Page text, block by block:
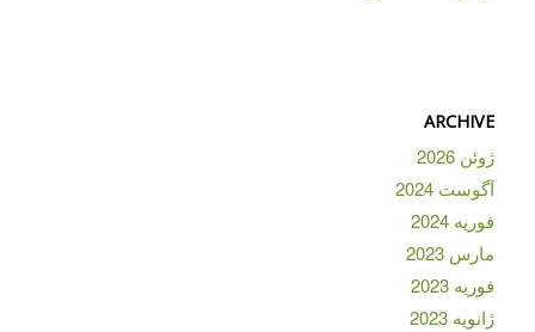
ARCHIVE
ژوئن 2026
آگوست 2024
فوریه 2024
مارس 2023
فوریه 2023
ژانویه 2023